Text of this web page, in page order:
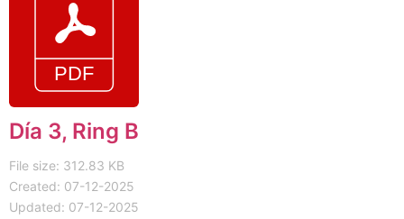
Día 3, Ring B
File size: 312.83 KB
Created: 07-12-2025
Updated: 07-12-2025